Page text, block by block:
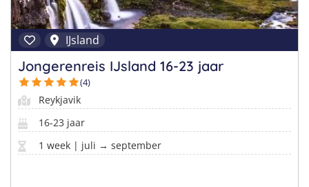
IJsland
Jongerenreis IJsland 16-23 jaar
(4)
Reykjavik
16-23 jaar
1 week | juli → september